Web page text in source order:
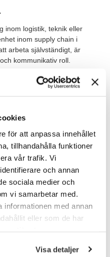
för att anpassa innehållet
tillhandahålla funktioner
vår trafik. Vi
och annan
sociala medier och
vi samarbetar med.
informationen med annan
eller som de har
Visa detaljer
inom logistik, teknik eller
inom supply chain i
arbeta självständigt, är
kommunikativ roll.
SD & MM)
Office
att arbeta med nyckeltal och